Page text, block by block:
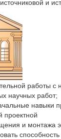
и
работы с
научных работ;
навыки
проектной
и монтажа
способность